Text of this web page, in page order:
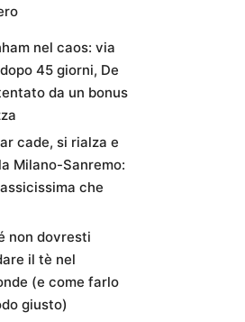
nel caos: via
45 giorni, De
da un bonus
cade, si rialza e
Milano-Sanremo:
che
non dovresti
il tè nel
(e come farlo
giusto)